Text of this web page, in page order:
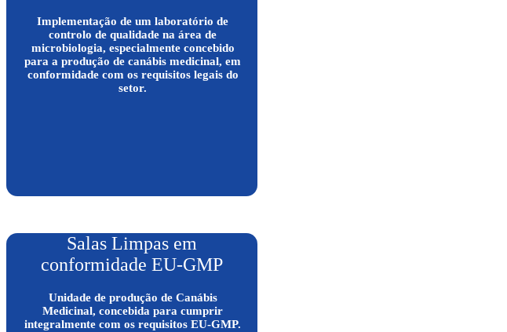
Implementação de um laboratório de
controlo de qualidade na área de
microbiologia, especialmente concebido
para a produção de canábis medicinal, em
conformidade com os requisitos legais do
setor.
Salas Limpas em
conformidade EU-GMP
Unidade de produção de Canábis
Medicinal, concebida para cumprir
integralmente com os requisitos EU-GMP.